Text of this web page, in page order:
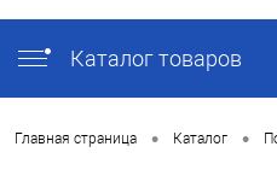
Каталог товаров
Главная страница • Каталог •